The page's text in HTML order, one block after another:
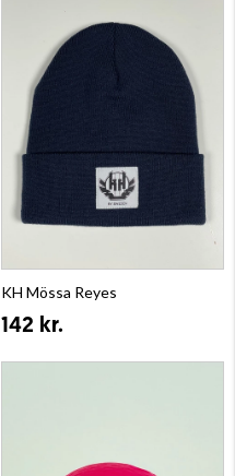
KH Mössa Reyes
142 kr.